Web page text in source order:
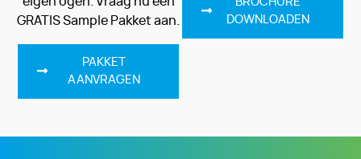
GRATIS Sample Pakket aan.
PAKKET
AANVRAGEN
DOWNLOADEN